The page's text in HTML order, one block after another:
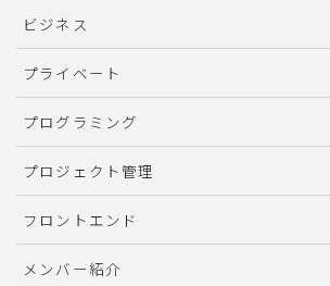
ビジネス
プライベート
プログラミング
プロジェクト管理
フロントエンド
メンバー紹介